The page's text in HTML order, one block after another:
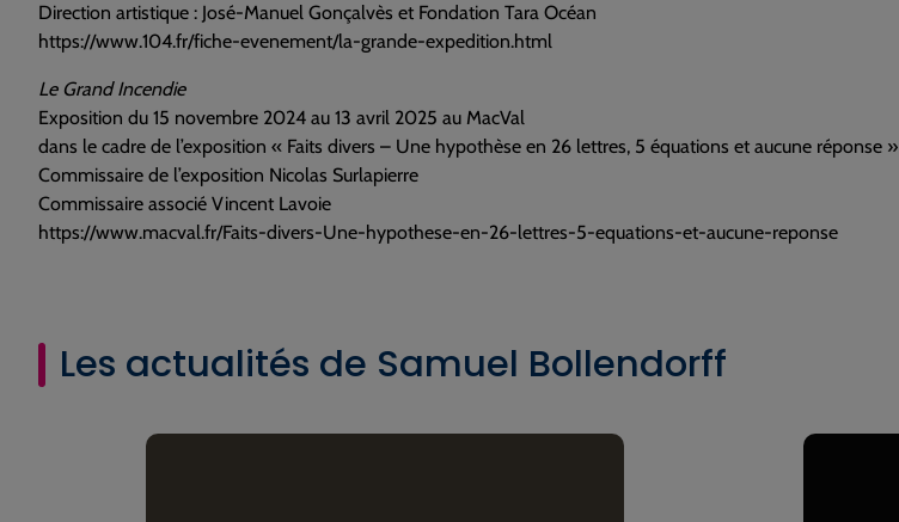
Direction artistique : José-Manuel Gonçalvès et Fondation Tara Océan
https://www.104.fr/fiche-evenement/la-grande-expedition.html
Le Grand Incendie
Exposition du 15 novembre 2024 au 13 avril 2025 au MacVal
dans le cadre de l’exposition « Faits divers – Une hypothèse en 26 lettres, 5 équations et aucune réponse »
Commissaire de l’exposition Nicolas Surlapierre
Commissaire associé Vincent Lavoie
https://www.macval.fr/Faits-divers-Une-hypothese-en-26-lettres-5-equations-et-aucune-reponse
Les actualités de Samuel Bollendorff